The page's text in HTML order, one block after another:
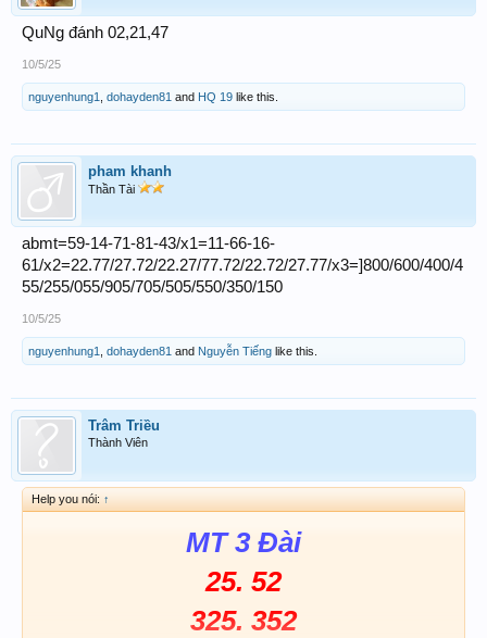
QuNg đánh 02,21,47
10/5/25
nguyenhung1 dohayden81 and HQ 19 like this.
pham khanh
Thần Tài
abmt=59-14-71-81-43/x1=11-66-16-
61/x2=22.77/27.72/22.27/77.72/22.72/27.77/x3=]800/600/400/4
55/255/055/905/705/505/550/350/150
10/5/25
nguyenhung1 dohayden81 and Nguyễn Tiếng like this.
Trâm Triều
Thành Viên
Help you nói: ↑
MT 3 Đài
25. 52
325. 352